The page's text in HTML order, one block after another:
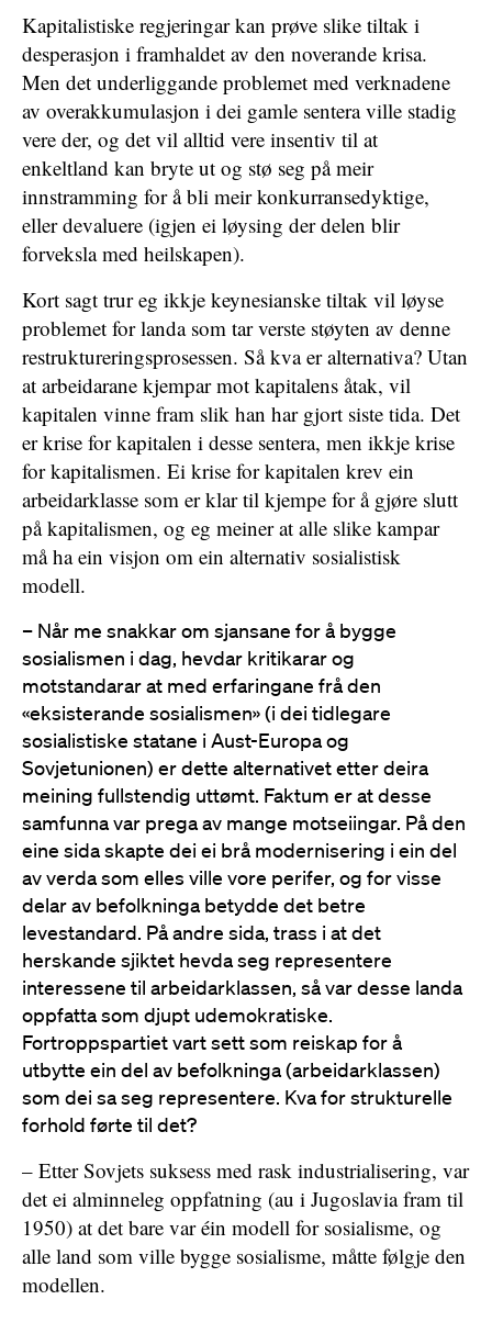
Kapitalistiske regjeringar kan prøve slike tiltak i
desperasjon i framhaldet av den noverande krisa.
Men det underliggande problemet med verknadene
av overakkumulasjon i dei gamle sentera ville stadig
vere der, og det vil alltid vere insentiv til at
enkeltland kan bryte ut og stø seg på meir
innstramming for å bli meir konkurransedyktige,
eller devaluere (igjen ei løysing der delen blir
forveksla med heilskapen).
Kort sagt trur eg ikkje keynesianske tiltak vil løyse
problemet for landa som tar verste støyten av denne
restruktureringsprosessen. Så kva er alternativa? Utan
at arbeidarane kjempar mot kapitalens åtak, vil
kapitalen vinne fram slik han har gjort siste tida. Det
er krise for kapitalen i desse sentera, men ikkje krise
for kapitalismen. Ei krise for kapitalen krev ein
arbeidarklasse som er klar til kjempe for å gjøre slutt
på kapitalismen, og eg meiner at alle slike kampar
må ha ein visjon om ein alternativ sosialistisk
modell.
– Når me snakkar om sjansane for å bygge
sosialismen i dag, hevdar kritikarar og
motstandarar at med erfaringane frå den
«eksisterande sosialismen» (i dei tidlegare
sosialistiske statane i Aust-Europa og
Sovjetunionen) er dette alternativet etter deira
meining fullstendig uttømt. Faktum er at desse
samfunna var prega av mange motseiingar. På den
eine sida skapte dei ei brå modernisering i ein del
av verda som elles ville vore perifer, og for visse
delar av befolkninga betydde det betre
levestandard. På andre sida, trass i at det
herskande sjiktet hevda seg representere
interessene til arbeidarklassen, så var desse landa
oppfatta som djupt udemokratiske.
Fortroppspartiet vart sett som reiskap for å
utbytte ein del av befolkninga (arbeidarklassen)
som dei sa seg representere. Kva for strukturelle
forhold førte til det?
– Etter Sovjets suksess med rask industrialisering, var
det ei alminneleg oppfatning (au i Jugoslavia fram til
1950) at det bare var éin modell for sosialisme, og
alle land som ville bygge sosialisme, måtte følgje den
modellen.